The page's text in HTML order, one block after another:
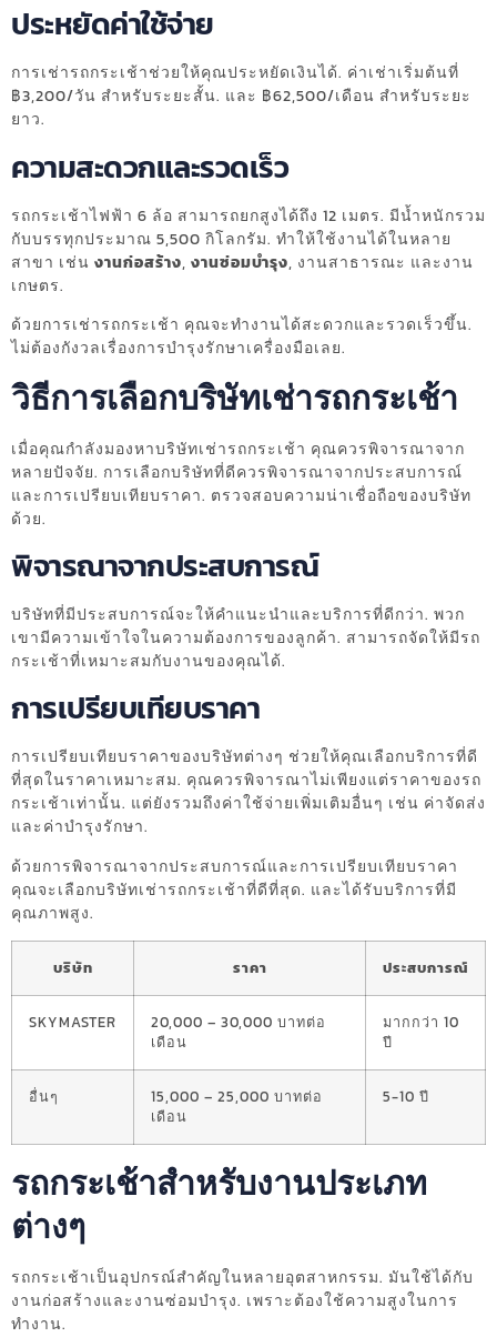
ประหยัดค่าใช้จ่าย
การเช่ารถกระเช้าช่วยให้คุณประหยัดเงินได้. ค่าเช่าเริ่มต้นที่
฿3,200/วัน สำหรับระยะสั้น. และ ฿62,500/เดือน สำหรับระยะ
ยาว.
ความสะดวกและรวดเร็ว
รถกระเช้าไฟฟ้า 6 ล้อ สามารถยกสูงได้ถึง 12 เมตร. มีน้ำหนักรวม
กับบรรทุกประมาณ 5,500 กิโลกรัม. ทำให้ใช้งานได้ในหลาย
สาขา เช่น งานก่อสร้าง, งานซ่อมบำรุง, งานสาธารณะ และงาน
เกษตร.
ด้วยการเช่ารถกระเช้า คุณจะทำงานได้สะดวกและรวดเร็วขึ้น.
ไม่ต้องกังวลเรื่องการบำรุงรักษาเครื่องมือเลย.
วิธีการเลือกบริษัทเช่ารถกระเช้า
เมื่อคุณกำลังมองหาบริษัทเช่ารถกระเช้า คุณควรพิจารณาจาก
หลายปัจจัย. การเลือกบริษัทที่ดีควรพิจารณาจากประสบการณ์
และการเปรียบเทียบราคา. ตรวจสอบความน่าเชื่อถือของบริษัท
ด้วย.
พิจารณาจากประสบการณ์
บริษัทที่มีประสบการณ์จะให้คำแนะนำและบริการที่ดีกว่า. พวก
เขามีความเข้าใจในความต้องการของลูกค้า. สามารถจัดให้มีรถ
กระเช้าที่เหมาะสมกับงานของคุณได้.
การเปรียบเทียบราคา
การเปรียบเทียบราคาของบริษัทต่างๆ ช่วยให้คุณเลือกบริการที่ดี
ที่สุดในราคาเหมาะสม. คุณควรพิจารณาไม่เพียงแต่ราคาของรถ
กระเช้าเท่านั้น. แต่ยังรวมถึงค่าใช้จ่ายเพิ่มเติมอื่นๆ เช่น ค่าจัดส่ง
และค่าบำรุงรักษา.
ด้วยการพิจารณาจากประสบการณ์และการเปรียบเทียบราคา
คุณจะเลือกบริษัทเช่ารถกระเช้าที่ดีที่สุด. และได้รับบริการที่มี
คุณภาพสูง.
บริษัท ราคา ประสบการณ์
SKYMASTER
20,000 – 30,000 บาทต่อ
เดือน
มากกว่า 10
ปี
อื่นๆ
15,000 – 25,000 บาทต่อ
เดือน
5-10 ปี
รถกระเช้าสำหรับงานประเภท
ต่างๆ
รถกระเช้าเป็นอุปกรณ์สำคัญในหลายอุตสาหกรรม. มันใช้ได้กับ
งานก่อสร้างและงานซ่อมบำรุง. เพราะต้องใช้ความสูงในการ
ทำงาน.